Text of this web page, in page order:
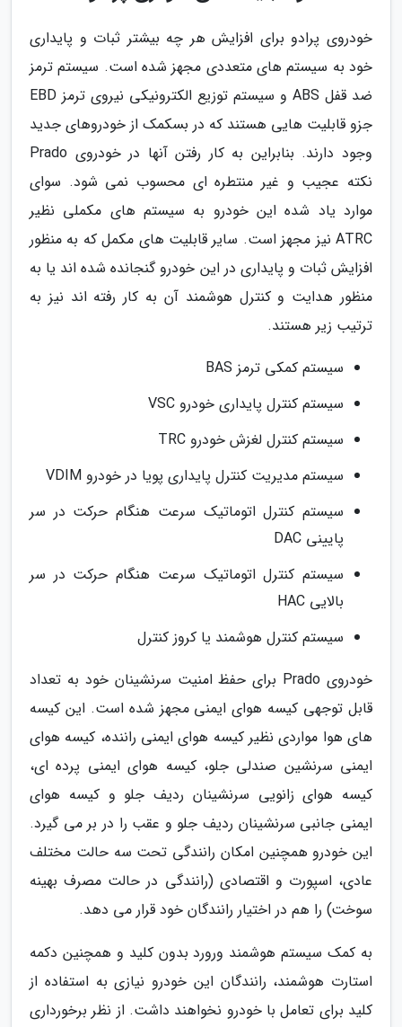
خودروی پرادو برای افزایش هر چه بیشتر ثبات و پایداری
خود به سیستم های متعددی مجهز شده است. سیستم ترمز
ضد قفل ABS و سیستم توزیع الکترونیکی نیروی ترمز EBD
جزو قابلیت هایی هستند که در بسکمک از خودروهای جدید
وجود دارند. بنابراین به کار رفتن آنها در خودروی Prado
نکته عجیب و غیر منتطره ای محسوب نمی شود. سوای
موارد یاد شده این خودرو به سیستم های مکملی نظیر
ATRC نیز مجهز است. سایر قابلیت های مکمل که به منظور
افزایش ثبات و پایداری در این خودرو گنجانده شده اند یا به
منظور هدایت و کنترل هوشمند آن به کار رفته اند نیز به
ترتیب زیر هستند.
سیستم کمکی ترمز BAS
سیستم کنترل پایداری خودرو VSC
سیستم کنترل لغزش خودرو TRC
سیستم مدیریت کنترل پایداری پویا در خودرو VDIM
سیستم کنترل اتوماتیک سرعت هنگام حرکت در سر
پایینی DAC
سیستم کنترل اتوماتیک سرعت هنگام حرکت در سر
بالایی HAC
سیستم کنترل هوشمند یا کروز کنترل
خودروی Prado برای حفظ امنیت سرنشینان خود به تعداد
قابل توجهی کیسه هوای ایمنی مجهز شده است. این کیسه
های هوا مواردی نظیر کیسه هوای ایمنی راننده، کیسه هوای
ایمنی سرنشین صندلی جلو، کیسه هوای ایمنی پرده ای،
کیسه هوای زانویی سرنشینان ردیف جلو و کیسه هوای
ایمنی جانبی سرنشینان ردیف جلو و عقب را در بر می گیرد.
این خودرو همچنین امکان رانندگی تحت سه حالت مختلف
عادی، اسپورت و اقتصادی (رانندگی در حالت مصرف بهینه
سوخت) را هم در اختیار رانندگان خود قرار می دهد.
به کمک سیستم هوشمند ورورد بدون کلید و همچنین دکمه
استارت هوشمند، رانندگان این خودرو نیازی به استفاده از
کلید برای تعامل با خودرو نخواهند داشت. از نظر برخورداری